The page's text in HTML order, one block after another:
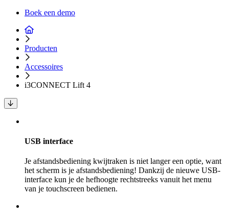
Boek een demo
Producten
Accessoires
i3CONNECT Lift 4
USB interface
Je afstandsbediening kwijtraken is niet langer een optie, want
het scherm is je afstandsbediening! Dankzij de nieuwe USB-
interface kun je de hefhoogte rechtstreeks vanuit het menu
van je touchscreen bedienen.